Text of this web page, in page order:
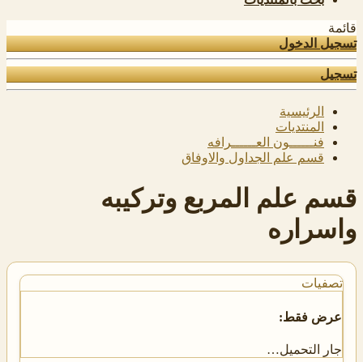
قائمة
تسجيل الدخول
تسجيل
الرئيسية
المنتديات
فنــــــون العــــــرافه
قسم علم الجداول والاوفاق
قسم علم المربع وتركيبه
واسراره
تصفيات
عرض فقط:
جار التحميل…